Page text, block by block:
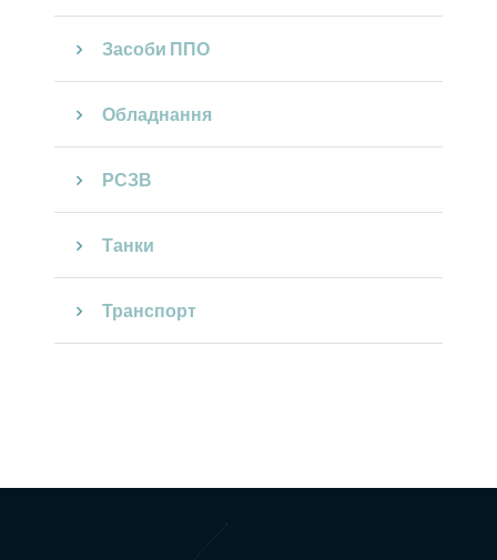
Засоби ППО
Обладнання
РСЗВ
Танки
Транспорт